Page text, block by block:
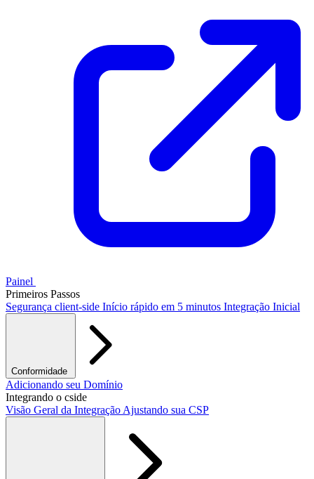
Painel
Primeiros Passos
Segurança client-side Início rápido em 5 minutos Integração Inicial
Conformidade
PCI DSS / PCI ShieldGDPR
Adicionando seu Domínio
Integrando o cside
Visão Geral da Integração Ajustando sua CSP